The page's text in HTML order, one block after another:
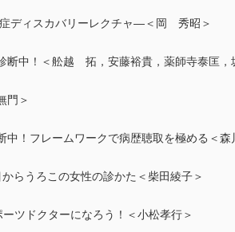
ディスカバリーレクチャ―＜岡 秀昭＞
断中！＜舩越 拓，安藤裕貴，薬師寺泰匡
門＞
中！フレームワークで病歴聴取を極める＜
らうろこの女性の診かた＜柴田綾子＞
ツドクターになろう！＜小松孝行＞